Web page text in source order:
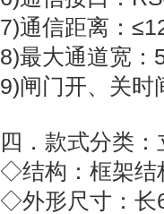
7)通信距离：
8)最大通道宽：
9)闸门开、关时
四．款式分类
◇结构：框架结
◇外形尺寸：长